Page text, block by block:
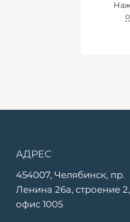
АДРЕС
454007, Челябинск, пр.
Ленина 26а, строение 2,
офис 1005